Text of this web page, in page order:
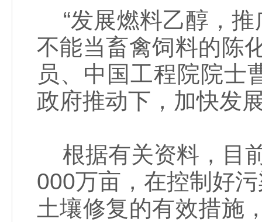
“发展燃料乙醇，推
不能当畜禽饲料的陈
员、中国工程院院士
政府推动下，加快发
根据有关资料，目
000万亩，在控制好
土壤修复的有效措施